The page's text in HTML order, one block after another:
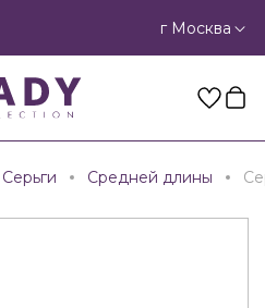
г Москва
Серьги Средней длины